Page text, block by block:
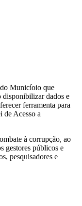
Municíoio que
disponibilizar dados e
ferramenta para
de Acesso a
à corrupção, ao
gestores públicos e
pesquisadores e